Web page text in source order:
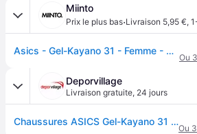
Miinto
Prix le plus bas·Livraison 5,95 €,
Asics - Gel-Kayano 31 - Femme - Sport - Rose - Taille: 36 EU
Ou
Deporvillage
Livraison gratuite, 24 jours
Chaussures ASICS Gel-Kayano 31 rose corail femme - 37 - Pink
Ou